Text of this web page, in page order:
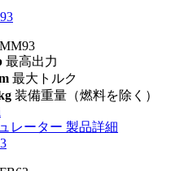
最高出力
最大トルク
装備重量（燃料を除く）
レーター 製品詳細